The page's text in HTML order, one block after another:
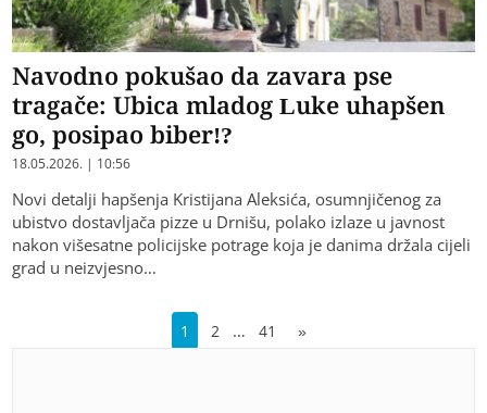
Navodno pokušao da zavara pse
tragače: Ubica mladog Luke uhapšen
go, posipao biber!?
18.05.2026. | 10:56
Novi detalji hapšenja Kristijana Aleksića, osumnjičenog za
ubistvo dostavljača pizze u Drnišu, polako izlaze u javnost
nakon višesatne policijske potrage koja je danima držala cijeli
grad u neizvjesno…
1 2 … 41 »